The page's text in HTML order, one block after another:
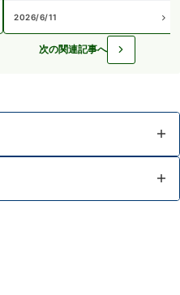
2026/6/11
次の関連記事へ